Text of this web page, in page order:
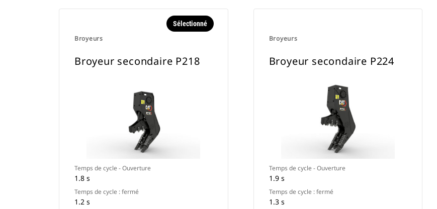
Broyeurs
Sélectionné
Broyeur secondaire P218
Temps de cycle - Ouverture
1.8 s
Temps de cycle : fermé
1.2 s
Broyeurs
Broyeur secondaire P224
Temps de cycle - Ouverture
1.9 s
Temps de cycle : fermé
1.3 s